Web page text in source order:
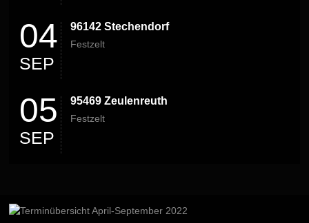
04
SEP
96142 Stechendorf
Festzelt
05
SEP
95469 Zeulenreuth
Festzelt